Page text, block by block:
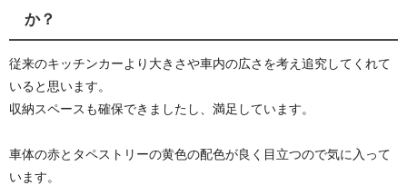
か？
従来のキッチンカーより大きさや車内の広さを考え追究してくれて
いると思います。
収納スペースも確保できましたし、満足しています。
車体の赤とタペストリーの黄色の配色が良く目立つので気に入って
います。